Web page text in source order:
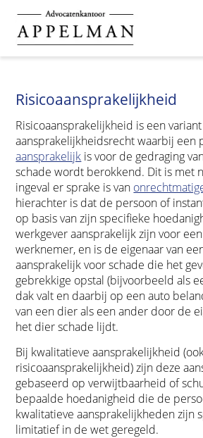
Risicoaansprakelijkheid
Risicoaansprakelijkheid is een
aansprakelijkheidsrecht waarbij een
aansprakelijk is voor de gedraging
schade wordt berokkend. Dit is met
ingeval er sprake is van
hierachter is dat de persoon of
op basis van zijn specifieke
werkgever aansprakelijk zijn voor
werknemer, en is de eigenaar van
aansprakelijk voor schade die het
gebrekkige opstal (bijvoorbeeld als
dak valt en daarbij op een auto
van een dier als een ander door de
het dier schade lijdt.
Bij kwalitatieve aansprakelijkheid
risicoaansprakelijkheid) zijn deze
gebaseerd op verwijtbaarheid of
bepaalde hoedanigheid die de
kwalitatieve aansprakelijkheden zijn
limitatief in de wet geregeld.